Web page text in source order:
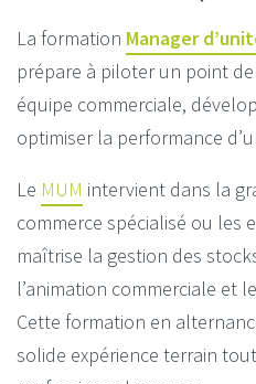
La formation Manager
prépare à piloter un point
équipe commerciale,
optimiser la performance
Le MUM intervient dans la
commerce spécialisé ou les
maîtrise la gestion des
l’animation commerciale et
Cette formation en
solide expérience terrain